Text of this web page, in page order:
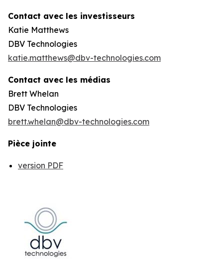
Contact avec les investisseurs
Katie Matthews
DBV Technologies
katie.matthews@dbv-technologies.com
Contact avec les médias
Brett Whelan
DBV Technologies
brett.whelan@dbv-technologies.com
Pièce jointe
version PDF